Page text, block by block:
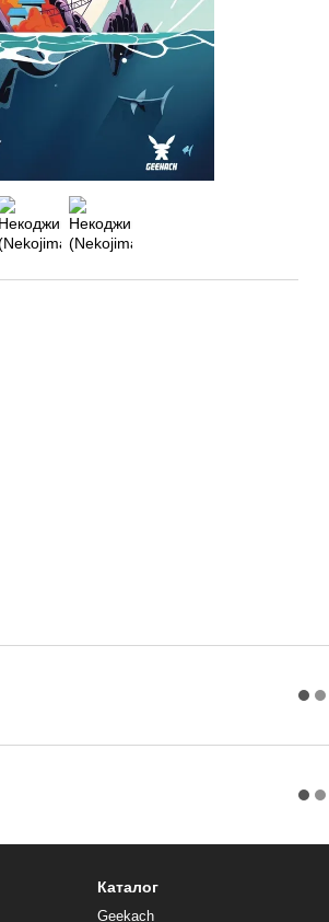
Каталог
Geekach